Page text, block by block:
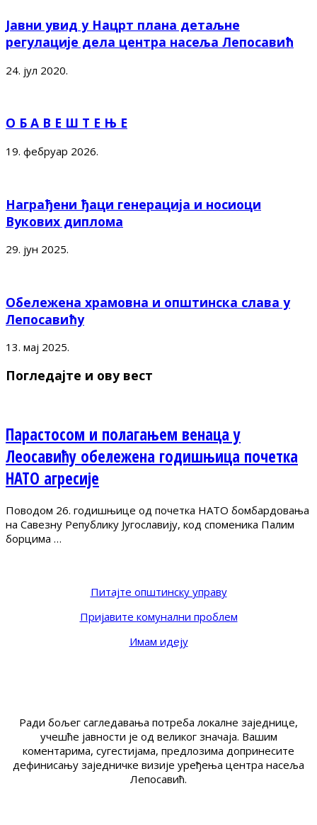
Јавни увид у Нацрт плана детаљне
регулације дела центра насеља Лепосавић
24. јул 2020.
О Б А В Е Ш Т Е Њ Е
19. фебруар 2026.
Награђени ђаци генерација и носиоци
Вукових диплома
29. јун 2025.
Обележена храмовна и општинска слава у
Лепосавићу
13. мај 2025.
Погледајте и ову вест
Парастосом и полагањем венаца у
Леосавићу обележена годишњица почетка
НАТО агресије
Поводом 26. годишњице од почетка НАТО бомбардовања
на Савезну Републику Југославију, код споменика Палим
борцима …
Питајте општинску управу
Пријавите комунални проблем
Имам идеју
Ради бољег сагледавања потреба локалне заједнице,
учешће јавности је од великог значаја. Вашим
коментарима, сугестијама, предлозима допринесите
дефинисању заједничке визије уређења центра насеља
Лепосавић.